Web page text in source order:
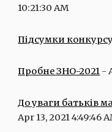
10:21:30 AM
Підсумки
Пробне ЗНО-2021 -
До уваги батьків
Apr 13, 2021 4:49:46